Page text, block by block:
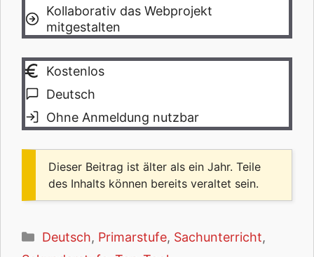
Kollaborativ das Webprojekt
mitgestalten
Kostenlos
Deutsch
Ohne Anmeldung nutzbar
Dieser Beitrag ist älter als ein Jahr. Teile
des Inhalts können bereits veraltet sein.
Kategorien
Deutsch, Primarstufe, Sachunterricht,